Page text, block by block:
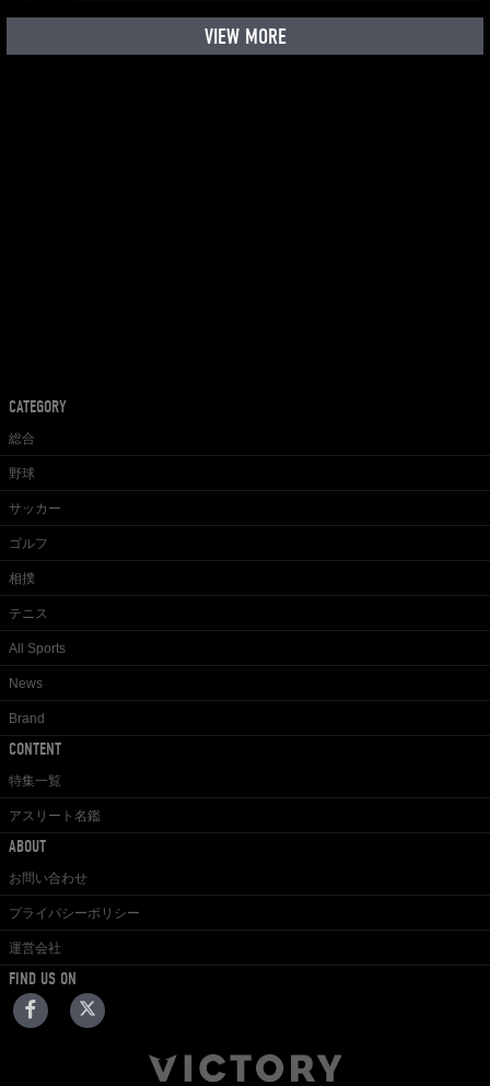
VIEW MORE
CATEGORY
総合
野球
サッカー
ゴルフ
相撲
テニス
All Sports
News
Brand
CONTENT
特集一覧
アスリート名鑑
ABOUT
お問い合わせ
プライバシーポリシー
運営会社
FIND US ON